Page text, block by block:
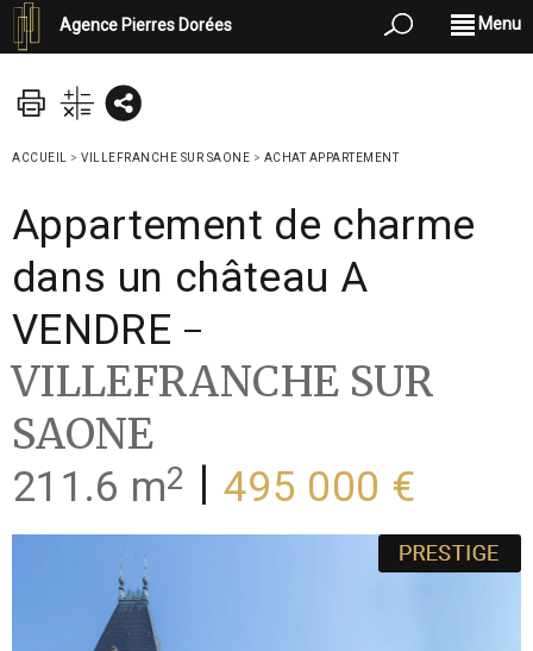
Agence Pierres Dorées Menu
ACCUEIL > VILLEFRANCHE SUR SAONE > ACHAT APPARTEMENT
Appartement de charme
dans un château A
VENDRE -
VILLEFRANCHE SUR
SAONE
211.6 m2 495 000 €